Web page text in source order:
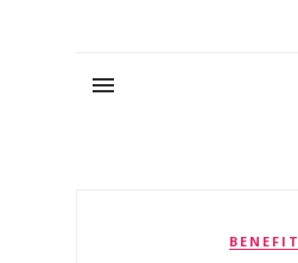
BENEFIT